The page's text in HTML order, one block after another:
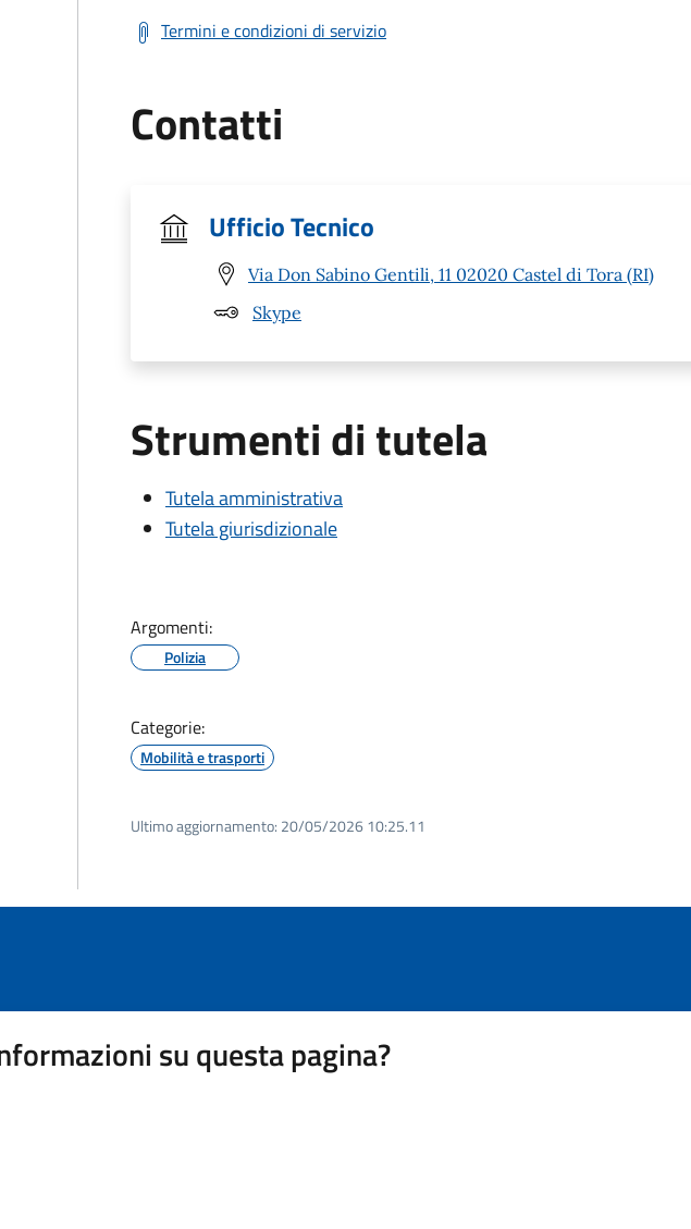
Termini e condizioni di servizio
Contatti
Ufficio Tecnico
Via Don Sabino Gentili, 11 02020 Castel di Tora (RI)
Skype
Strumenti di tutela
Tutela amministrativa
Tutela giurisdizionale
Argomenti:
Polizia
Categorie:
Mobilità e trasporti
Ultimo aggiornamento: 20/05/2026 10:25.11
su questa pagina?